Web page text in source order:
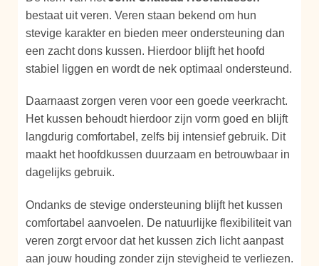
bestaat uit veren. Veren staan bekend om hun
stevige karakter en bieden meer ondersteuning dan
een zacht dons kussen. Hierdoor blijft het hoofd
stabiel liggen en wordt de nek optimaal ondersteund.
Daarnaast zorgen veren voor een goede veerkracht.
Het kussen behoudt hierdoor zijn vorm goed en blijft
langdurig comfortabel, zelfs bij intensief gebruik. Dit
maakt het hoofdkussen duurzaam en betrouwbaar in
dagelijks gebruik.
Ondanks de stevige ondersteuning blijft het kussen
comfortabel aanvoelen. De natuurlijke flexibiliteit van
veren zorgt ervoor dat het kussen zich licht aanpast
aan jouw houding zonder zijn stevigheid te verliezen.